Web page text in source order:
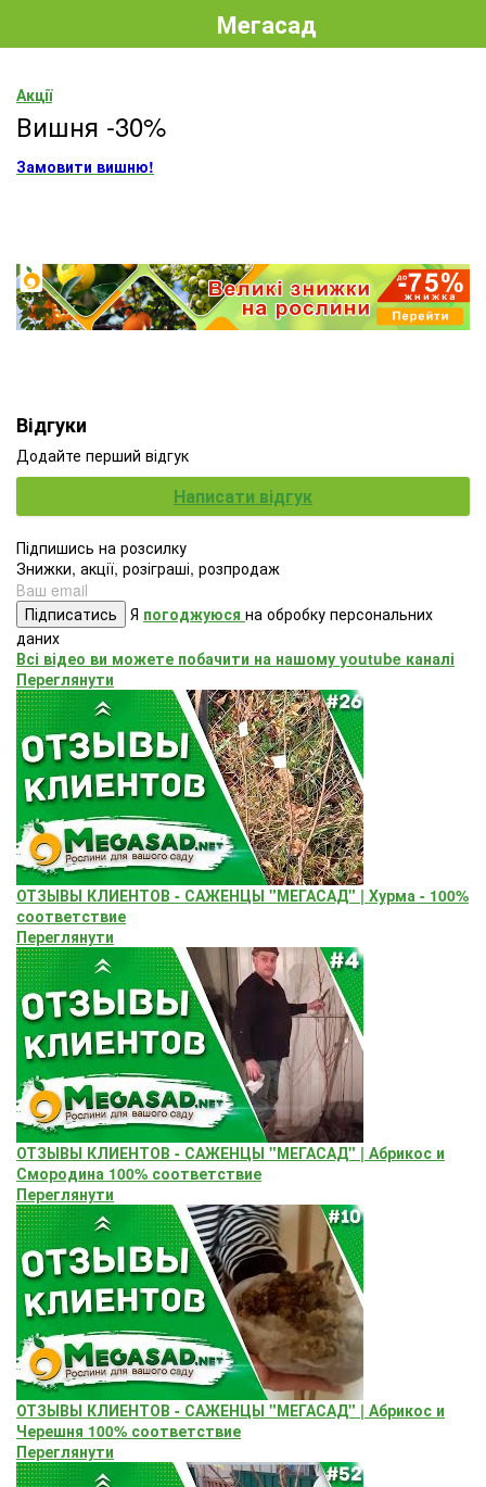
Мегасад
Акції
Вишня -30%
Замовити вишню!
Відгуки
Додайте перший відгук
Написати відгук
Підпишись на розсилку
Знижки, акції, розіграші, розпродаж
Підписатись Я погоджуюся на обробку персональних
даних
Всі відео ви можете побачити на нашому youtube каналі
Переглянути
ОТЗЫВЫ КЛИЕНТОВ - САЖЕНЦЫ "МЕГАСАД" | Хурма - 100%
соответствие
Переглянути
ОТЗЫВЫ КЛИЕНТОВ - САЖЕНЦЫ "МЕГАСАД" | Абрикос и
Смородина 100% соответствие
Переглянути
ОТЗЫВЫ КЛИЕНТОВ - САЖЕНЦЫ "МЕГАСАД" | Абрикос и
Черешня 100% соответствие
Переглянути